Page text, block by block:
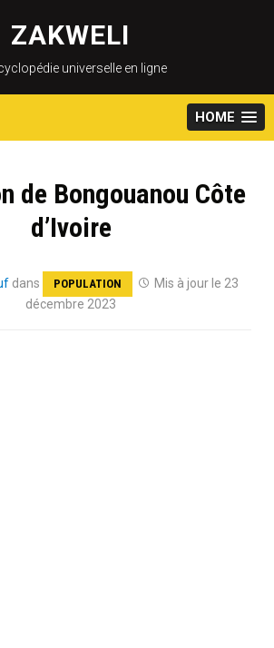
content
ZAKWELI
universelle en ligne
HOME
de Bongouanou Côte
d’Ivoire
dans POPULATION
Mis à jour le 23
décembre 2023